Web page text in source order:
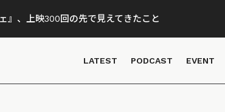
』、上映300回の先で見えてきたこと
LATEST PODCAST EVENT